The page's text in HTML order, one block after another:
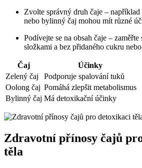
Zvolte správný druh čaje –
nebo bylinný čaj mohou⁤ mít různé
Podívejte se na ⁢obsah ‌čaje – zaměřte​
složkami a bez ⁣přidaného cukru
Čaj
Účinky
Zelený čaj
Podporuje‌ spalování tuků
Oolong čaj Pomáhá ⁤zlepšit metabolismus
Bylinný čaj Má detoxikační účinky
Zdravotní ‌přínosy čajů
těla